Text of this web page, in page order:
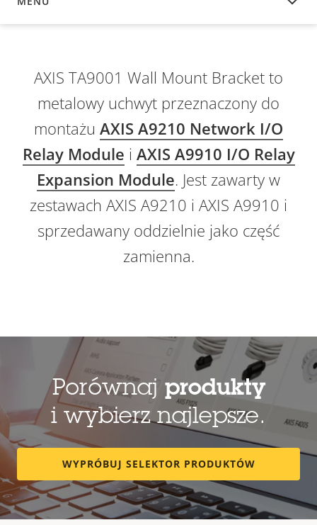
AXIS TA9001 Wall Mount Bracket to
metalowy uchwyt przeznaczony do
montażu AXIS A9210 Network I/O
Relay Module i AXIS A9910 I/O Relay
Expansion Module. Jest zawarty w
zestawach AXIS A9210 i AXIS A9910 i
sprzedawany oddzielnie jako część
zamienna.
Porównaj produkty
i wybierz najlepsze.
WYPRÓBUJ SELEKTOR PRODUKTÓW